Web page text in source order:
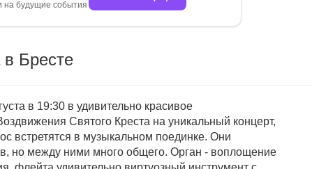
на будущие события
в Бресте
в 19:30 в удивительно красивое
Святого Креста на уникальный концерт,
встретятся в музыкальном поединке. Они
но между ними много общего. Орган - воплощение